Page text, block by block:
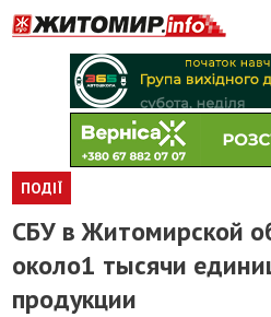
ПОДІЇ
СБУ в Житомирской
около1 тысячи
продукции